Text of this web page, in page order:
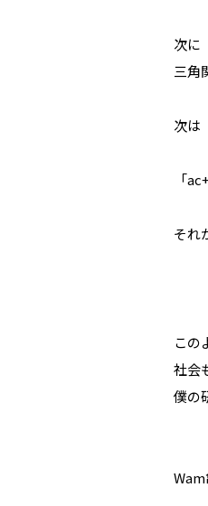
次に
三角
次は
「
それ
この
社会
僕の